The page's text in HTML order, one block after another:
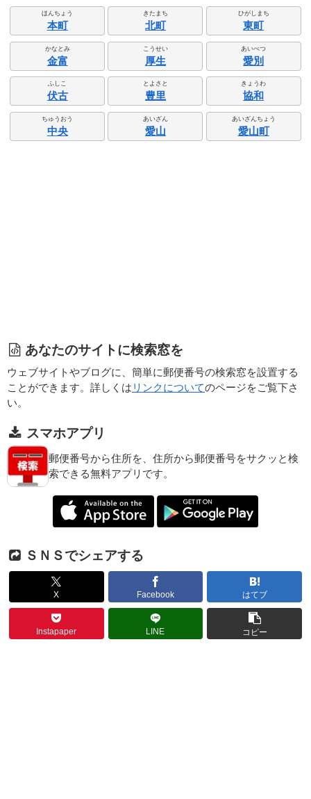
ほんちょう
本町
きたまち
北町
ひがしまち
東町
かなとみ
金富
こうせい
厚生
あいべつ
愛別
ふしこ
伏古
とよさと
豊里
きょうわ
協和
ちゅうおう
中央
あいざん
愛山
あいざんちょう
愛山町
あなたのサイトに検索窓を
ウェブサイトやブログに、簡単に郵便番号の検索窓を設置する
ことができます。詳しくは リンクについてのページをご覧下さ
い。
スマホアプリ
郵便番号から住所を、住所から郵便番号をサクッと検
索できる無料アプリです。
ＳＮＳでシェアする
X Facebook はてブ
Instapaper LINE コピー